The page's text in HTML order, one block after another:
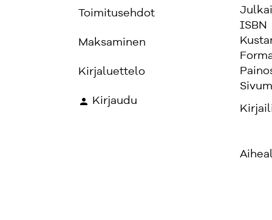
Toimitusehdot
Maksaminen
Kirjaluettelo
Kirjaudu
ISBN